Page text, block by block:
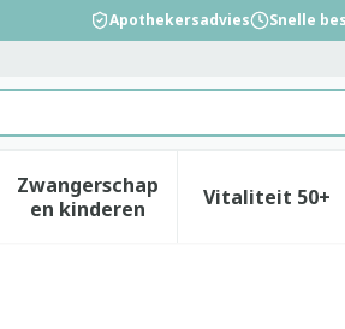
Apothekersadvies Snelle
verzorging en hygiëne
voor Dieet, voeding en
Zwangerschap
en kinderenToon submenu voor
Vitaliteit 50+
Toon